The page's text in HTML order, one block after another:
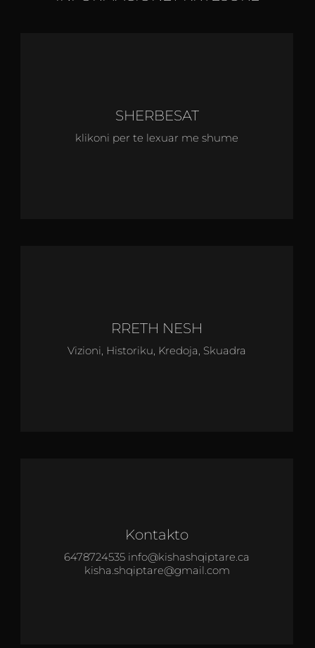
SHERBESAT
klikoni per te lexuar me shume
RRETH NESH
Vizioni, Historiku, Kredoja, Skuadra
Kontakto
6478724535 info@kishashqiptare.ca
kisha.shqiptare@gmail.com